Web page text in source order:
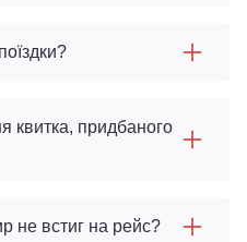
квитка, придбаного
не встиг на рейс?